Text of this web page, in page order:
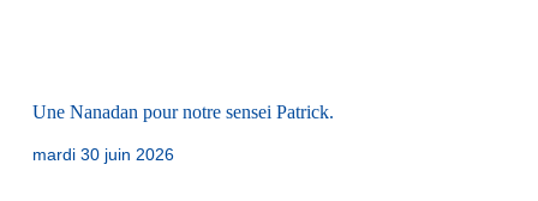
Une Nanadan pour notre sensei Patrick.
mardi 30 juin 2026